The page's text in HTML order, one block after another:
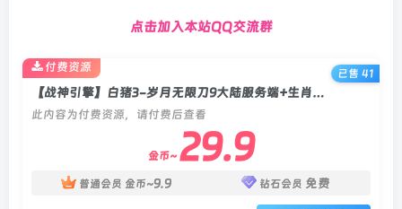
点击加入本站QQ交流群
【战神引擎】白猪3-岁月无限刀9大陆服务端+生肖+神器+时装+玉玺+金身+天书+双端+教程
此内容为付费资源，请付费后查看
金币~ 29.9
普通会员 金币~9.9 钻石会员 免费
付费资源
已售 41